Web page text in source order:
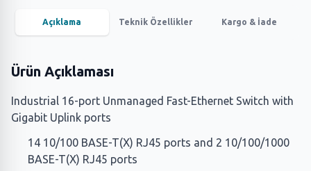
Açıklama Teknik Özellikler Kargo & İade
Ürün Açıklaması
Industrial 16-port Unmanaged Fast-Ethernet Switch with
Gigabit Uplink ports
14 10/100 BASE-T(X) RJ45 ports and 2 10/100/1000
BASE-T(X) RJ45 ports